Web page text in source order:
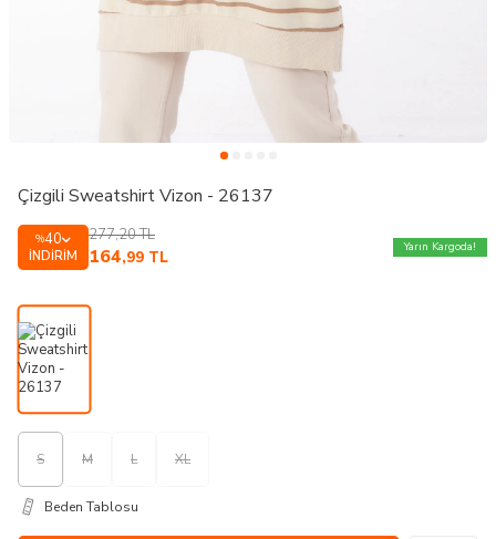
Çizgili Sweatshirt Vizon - 26137
%40
İNDIRIM
277,20TL
164,99 TL
Yarın Kargoda!
S M L XL
Beden Tablosu